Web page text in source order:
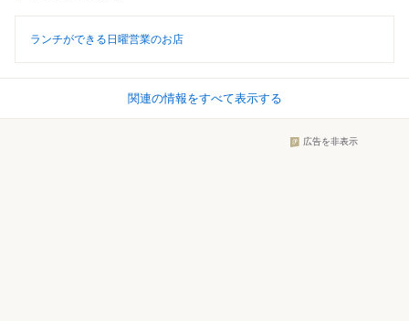
ランチができる日曜営業のお店
関連の情報をすべて表示する
広告を非表示